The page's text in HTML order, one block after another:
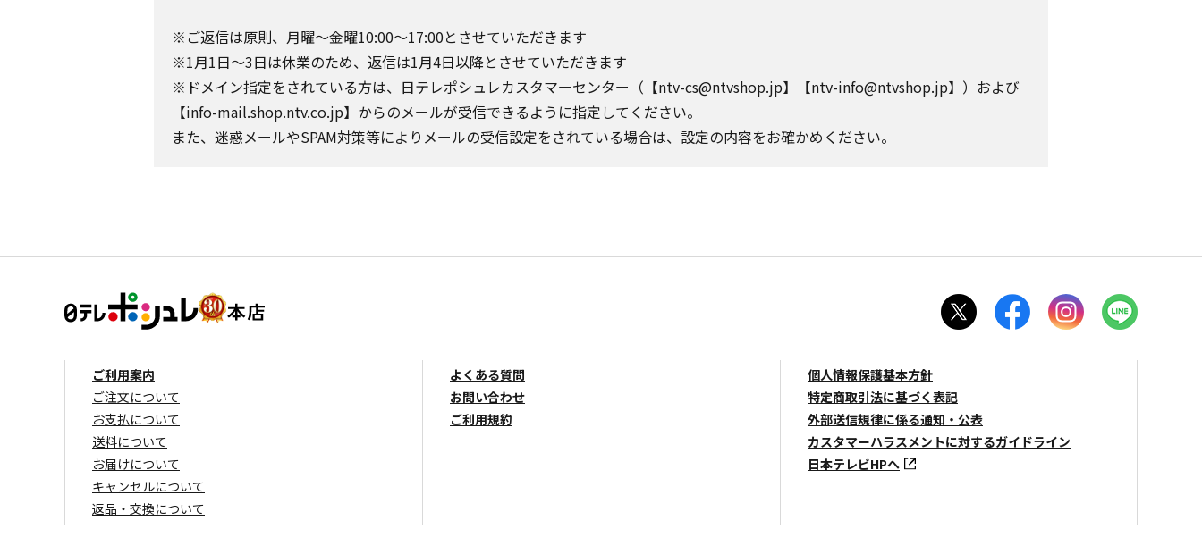
※ご返信は原則、月曜～金曜10:00～17:00とさせていただきます
※1月1日～3日は休業のため、返信は1月4日以降とさせていただきます
※ドメイン指定をされている方は、日テレポシュレカスタマーセンター（【ntv-cs@ntvshop.jp】【ntv-info@ntvshop.jp】）および
【info-mail.shop.ntv.co.jp】からのメールが受信できるように指定してください。
また、迷惑メールやSPAM対策等によりメールの受信設定をされている場合は、設定の内容をお確かめください。
ご利用案内
ご注文について
お支払について
送料について
お届けについて
キャンセルについて
返品・交換について
よくある質問
お問い合わせ
ご利用規約
個人情報保護基本方針
特定商取引法に基づく表記
外部送信規律に係る通知・公表
カスタマーハラスメントに対するガイドライン
日本テレビHPへ